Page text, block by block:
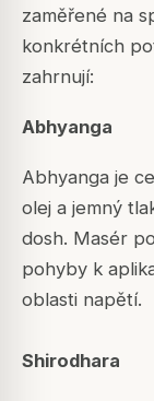
zaměřené na
konkrétních
zahrnují:
Abhyanga
Abhyanga je
olej a jemný
dosh. Masér
pohyby k
oblasti napětí.
Shirodhara